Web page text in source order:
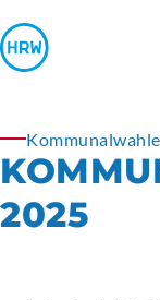
2025